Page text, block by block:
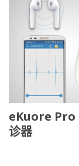
eKuore Pro
诊器